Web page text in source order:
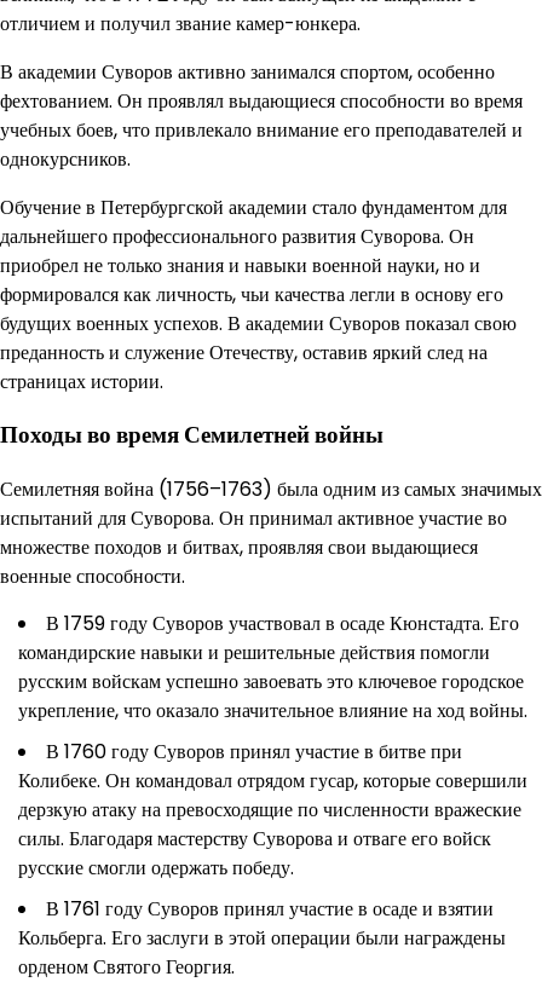
отличием и получил звание камер-юнкера.
В академии Суворов активно занимался спортом, особенно
фехтованием. Он проявлял выдающиеся способности во время
учебных боев, что привлекало внимание его преподавателей и
однокурсников.
Обучение в Петербургской академии стало фундаментом для
дальнейшего профессионального развития Суворова. Он
приобрел не только знания и навыки военной науки, но и
формировался как личность, чьи качества легли в основу его
будущих военных успехов. В академии Суворов показал свою
преданность и служение Отечеству, оставив яркий след на
страницах истории.
Походы во время Семилетней войны
Семилетняя война (1756–1763) была одним из самых значимых
испытаний для Суворова. Он принимал активное участие во
множестве походов и битвах, проявляя свои выдающиеся
военные способности.
В 1759 году Суворов участвовал в осаде Кюнстадта. Его
командирские навыки и решительные действия помогли
русским войскам успешно завоевать это ключевое городское
укрепление, что оказало значительное влияние на ход войны.
В 1760 году Суворов принял участие в битве при
Колибеке. Он командовал отрядом гусар, которые совершили
дерзкую атаку на превосходящие по численности вражеские
силы. Благодаря мастерству Суворова и отваге его войск
русские смогли одержать победу.
В 1761 году Суворов принял участие в осаде и взятии
Кольберга. Его заслуги в этой операции были награждены
орденом Святого Георгия.